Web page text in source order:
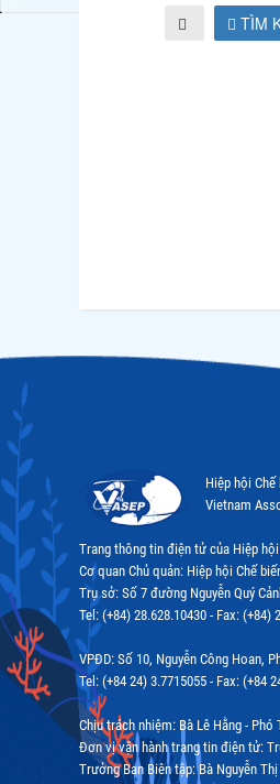
TÌM
Hiệp hội
Vietnam
Trang thông tin điện tử của Hiệp
Cơ quan Chủ quản: Hiệp hội Chế
Trụ sở: Số 7 đường Nguyễn Quý
Tel: (+84) 28.628.10430 - Fax:
VPĐD: Số 10, Nguyễn Công Hoan,
Tel: (+84 24) 3.7715055 - Fax: (+84
Chịu trách nhiệm: Bà Lê Hằng - Phó
Đơn vị vận hành trang tin điện tử:
Trưởng Ban Biên tập: Bà Nguyễn